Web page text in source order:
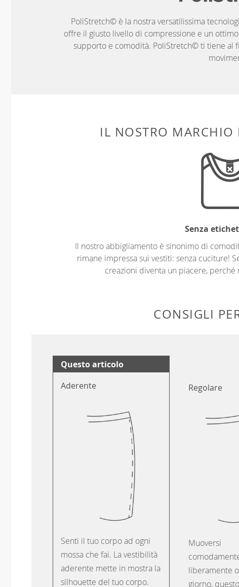
PoliStretch© è la nostra versatilissima
offre il giusto livello di compressione e un
supporto e comodità. PoliStretch© ti tiene al
IL NOSTRO MARCHIO
Senza
Il nostro abbigliamento è sinonimo di
rimane impressa sui vestiti: senza cuciture!
creazioni diventa un piacere,
CONSIGLI
Questo articolo
Aderente
Senti il tuo corpo ad ogni
mossa che fai. La vestibilità
aderente mette in mostra la
silhouette del tuo corpo.
Regolare
Muoversi
liberamente
giorno,